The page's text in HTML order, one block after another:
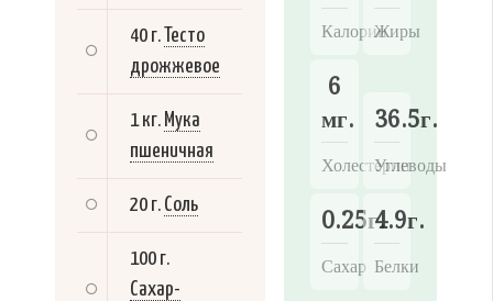
40 г.Тесто
дрожжевое
1 кг. Мука
пшеничная
20 г. Соль
100 г.
Сахар-
КалорииЖиры
6
мг.
Холестерин
36.5г.
Углеводы
0.25г.
Сахар
4.9г.
Белки